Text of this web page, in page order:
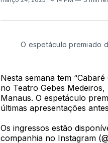
O espetáculo premiado
Nesta semana tem
no Teatro Gebes
Manaus. O espetáculo
últimas apresentações
Os ingressos estão
companhia no Instagram